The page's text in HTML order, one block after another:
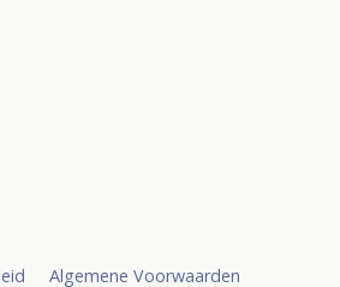
Algemene Voorwaarden